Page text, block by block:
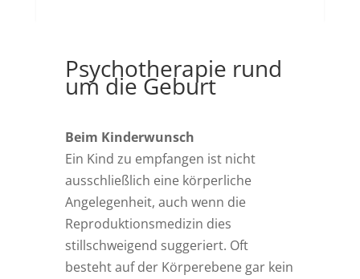
Psychotherapie rund
um die Geburt
Beim Kinderwunsch
Ein Kind zu empfangen ist nicht
ausschließlich eine körperliche
Angelegenheit, auch wenn die
Reproduktionsmedizin dies
stillschweigend suggeriert. Oft
besteht auf der Körperebene gar kein